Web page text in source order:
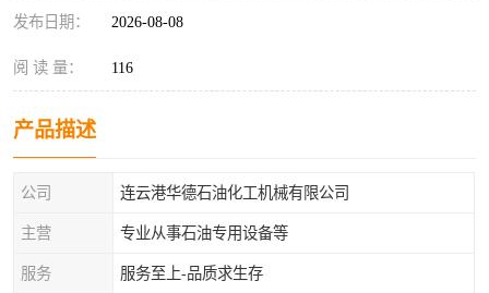
发布日期： 2026-08-08
阅 读 量： 116
产品描述
公司 连云港华德石油化工机械有限公司
主营 专业从事石油专用设备等
服务 服务至上-品质求生存